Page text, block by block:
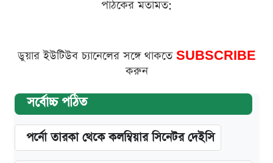
পাঠকের মতামত:
ডুয়ার ইউটিউব চ্যানেলের সঙ্গে থাকতে SUBSCRIBE
করুন
সর্বোচ্চ পঠিত
পর্নো তারকা থেকে কলম্বিয়ার সিনেটর দেইসি